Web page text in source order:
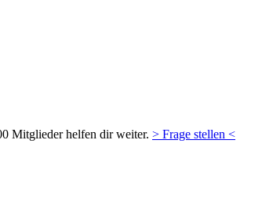
Mitglieder helfen dir weiter. > Frage stellen <